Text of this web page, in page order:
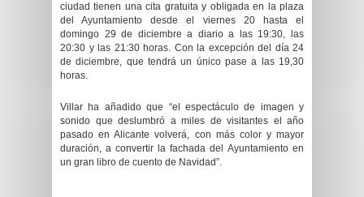
ciudad tienen una cita gratuita y obligada en la plaza
del Ayuntamiento desde el viernes 20 hasta el
domingo 29 de diciembre a diario a las 19:30, las
20:30 y las 21:30 horas. Con la excepción del día 24
de diciembre, que tendrá un único pase a las 19,30
horas.
Villar ha añadido que “el espectáculo de imagen y
sonido que deslumbró a miles de visitantes el año
pasado en Alicante volverá, con más color y mayor
duración, a convertir la fachada del Ayuntamiento en
un gran libro de cuento de Navidad”.